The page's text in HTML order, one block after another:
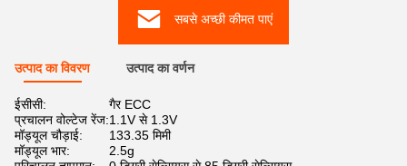
सबसे अच्छी कीमत पाएं
उत्पाद का विवरण उत्पाद का वर्णन
ईसीसी:
गैर ECC
प्रचालन वोल्टेज रेंज:1.1V से 1.3V
मॉड्यूल चौड़ाई:
133.35 मिमी
मॉड्यूल भार:
2.5g